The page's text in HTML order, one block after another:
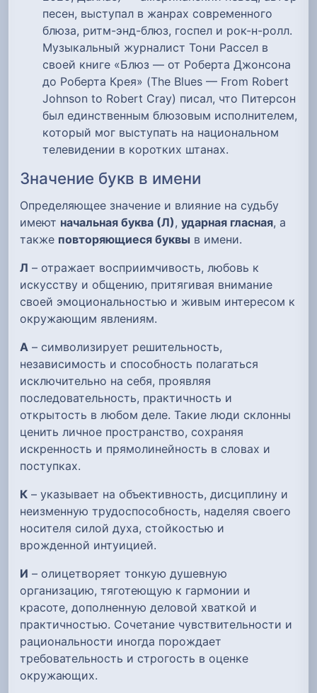
песен, выступал в жанрах современного
блюза, ритм-энд-блюз, госпел и рок-н-ролл.
Музыкальный журналист Тони Рассел в
своей книге «Блюз — от Роберта Джонсона
до Роберта Крея» (The Blues — From Robert
Johnson to Robert Cray) писал, что Питерсон
был единственным блюзовым исполнителем,
который мог выступать на национальном
телевидении в коротких штанах.
Значение букв в имени
Определяющее значение и влияние на судьбу
имеют начальная буква (Л), ударная гласная, а
также повторяющиеся буквы в имени.
Л – отражает восприимчивость, любовь к
искусству и общению, притягивая внимание
своей эмоциональностью и живым интересом к
окружающим явлениям.
А – символизирует решительность,
независимость и способность полагаться
исключительно на себя, проявляя
последовательность, практичность и
открытость в любом деле. Такие люди склонны
ценить личное пространство, сохраняя
искренность и прямолинейность в словах и
поступках.
К – указывает на объективность, дисциплину и
неизменную трудоспособность, наделяя своего
носителя силой духа, стойкостью и
врожденной интуицией.
И – олицетворяет тонкую душевную
организацию, тяготеющую к гармонии и
красоте, дополненную деловой хваткой и
практичностью. Сочетание чувствительности и
рациональности иногда порождает
требовательность и строгость в оценке
окружающих.